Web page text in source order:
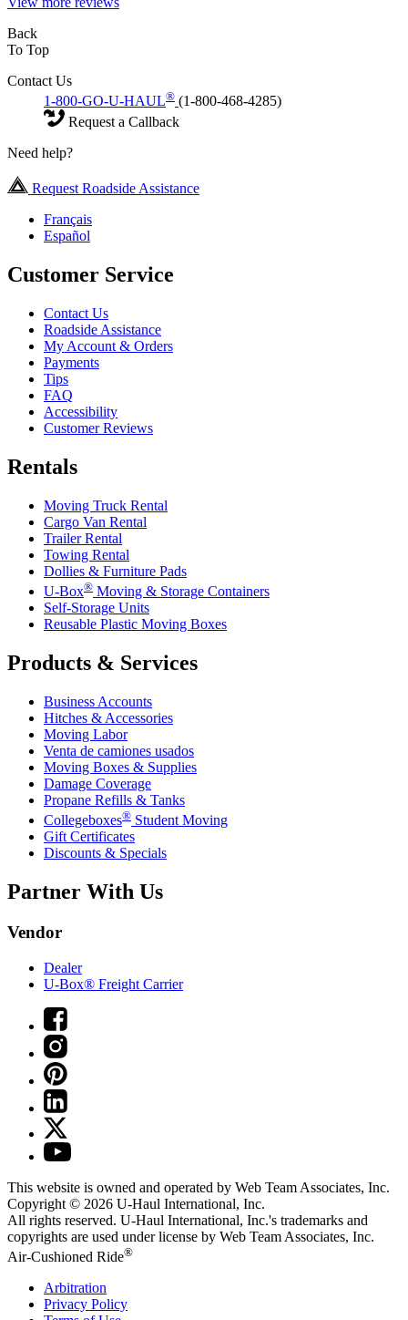
Back
To Top
Contact Us
1-800-GO-U-HAUL® (1-800-468-4285)
Request a Callback
Need help?
Request Roadside Assistance
Français
Español
Customer Service
Contact Us
Roadside Assistance
My Account & Orders
Payments
Tips
FAQ
Accessibility
Customer Reviews
Rentals
Moving Truck Rental
Cargo Van Rental
Trailer Rental
Towing Rental
Dollies & Furniture Pads
U-Box® Moving & Storage Containers
Self-Storage Units
Reusable Plastic Moving Boxes
Products & Services
Business Accounts
Hitches & Accessories
Moving Labor
Venta de camiones usados
Moving Boxes & Supplies
Damage Coverage
Propane Refills & Tanks
Collegeboxes® Student Moving
Gift Certificates
Discounts & Specials
Partner With Us
Vendor
Dealer
U-Box® Freight Carrier
This website is owned and operated by Web Team Associates, Inc.
Copyright © 2026 U-Haul International, Inc.
All rights reserved. U-Haul International, Inc.'s trademarks and
copyrights are used under license by Web Team Associates, Inc.
Air-Cushioned Ride®
Arbitration
Privacy Policy